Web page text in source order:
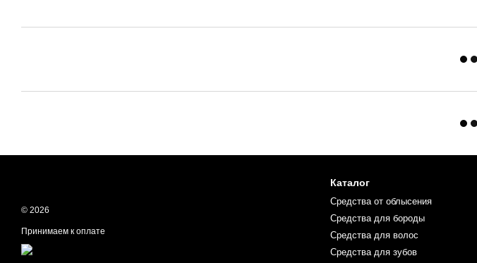
© 2026
Принимаем к оплате
Каталог
Средства от облысения
Средства для бороды
Средства для волос
Средства для зубов